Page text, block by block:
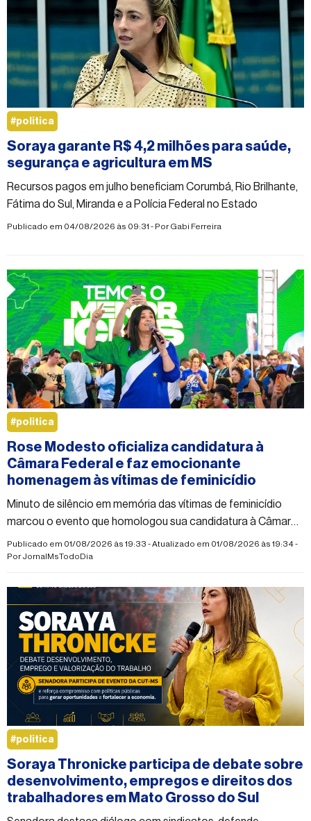
Soraya garante R$ 4,2 milhões para saúde,
segurança e agricultura em MS
Recursos pagos em julho beneficiam Corumbá, Rio Brilhante,
Fátima do Sul, Miranda e a Polícia Federal no Estado
Publicado em 04/08/2026 às 09:31 - PorGabi Ferreira
#politica
Rose Modesto oficializa candidatura à
Câmara Federal e faz emocionante
homenagem às vítimas de feminicídio
Minuto de silêncio em memória das vítimas de feminicídio
marcou o evento que homologou sua candidatura à Câmara
Federal.
Publicado em 01/08/2026 às 19:33 - Atualizado em 01/08/2026 às 19:34 -
PorJornalMsTodoDia
#politica
Soraya Thronicke participa de debate sobre
desenvolvimento, empregos e direitos dos
trabalhadores em Mato Grosso do Sul
#politica